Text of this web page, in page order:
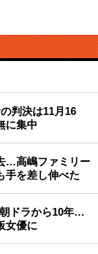
判決は11月16
に集中
…高嶋ファミリー
手を差し伸べた
ドラから10年…
女優に